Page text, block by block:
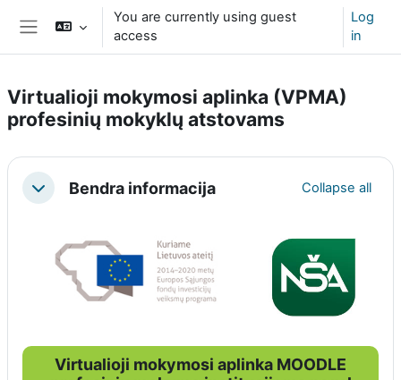
Skip to main content
You are currently using guest
access
Log
in
Virtualioji mokymosi aplinka (VPMA)
profesinių mokyklų atstovams
Section outline
CollapseBendra informacija Collapse all
Virtualioji mokymosi aplinka MOODLE